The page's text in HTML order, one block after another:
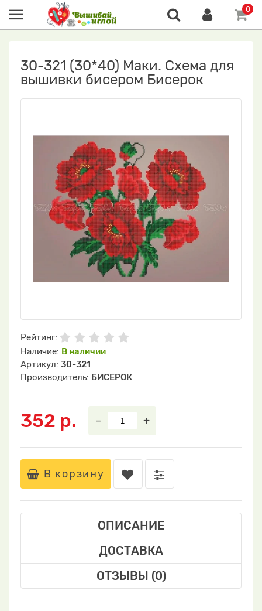
0
30-321 (30*40) Маки. Схема для
вышивки бисером Бисерок
Рейтинг:
Наличие: В наличии
Артикул: 30-321
Производитель: БИСЕРОК
352 р. – +
В корзину
ОПИСАНИЕ
ДОСТАВКА
ОТЗЫВЫ (0)